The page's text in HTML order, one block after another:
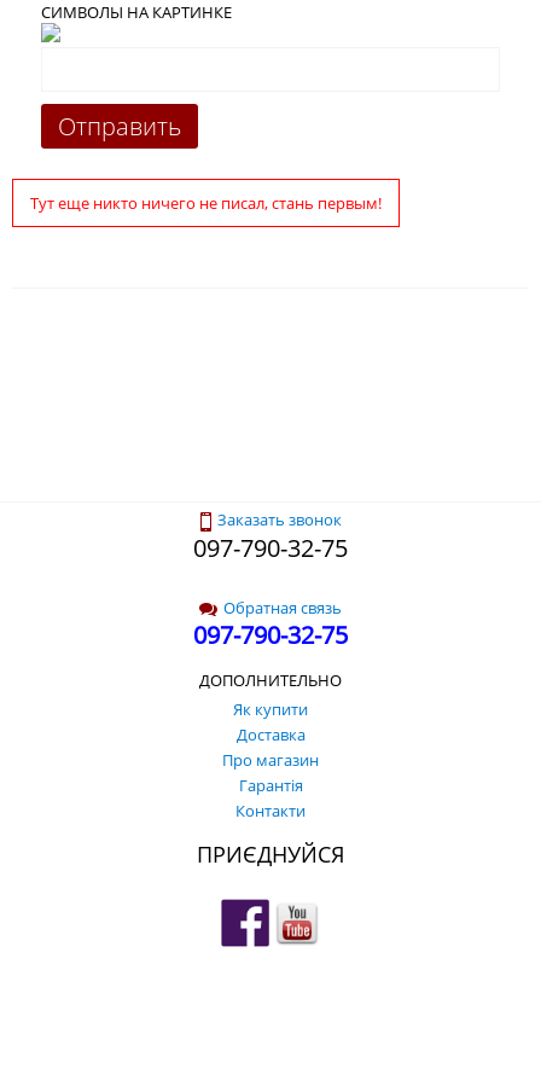
СИМВОЛЫ НА КАРТИНКЕ
Тут еще никто ничего не писал, стань первым!
Заказать звонок
097-790-32-75
Обратная связь
097-790-32-75
ДОПОЛНИТЕЛЬНО
Як купити
Доставка
Про магазин
Гарантія
Контакти
ПРИЄДНУЙСЯ